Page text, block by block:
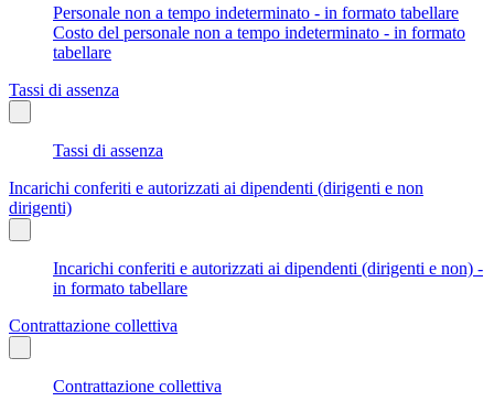
Personale non a tempo indeterminato - in formato tabellare
Costo del personale non a tempo indeterminato - in formato
tabellare
Tassi di assenza
Tassi di assenza
Incarichi conferiti e autorizzati ai dipendenti (dirigenti e non
dirigenti)
Incarichi conferiti e autorizzati ai dipendenti (dirigenti e non) -
in formato tabellare
Contrattazione collettiva
Contrattazione collettiva